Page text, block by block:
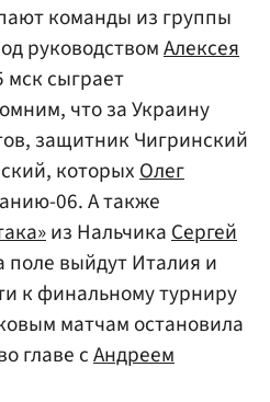
команды из группы
руководствомАлексея
мск сыграет
что за Украину
защитник Чигринский
которых Олег
06. А также
из Нальчика Сергей
поле выйдут Италия и
к финальному турниру
матчам остановила
главе сАндреем